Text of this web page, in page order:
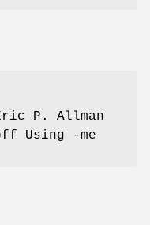
P. Allman
Using -me